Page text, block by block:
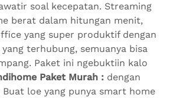
soal kecepatan. Streaming
berat dalam hitungan menit,
yang super produktif dengan
terhubung, semuanya bisa
Paket ini ngebuktiin kalo
Paket Murah : dengan
loe yang punya smart home